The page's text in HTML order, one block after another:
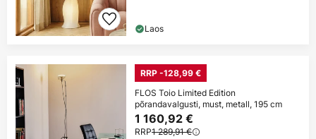
Laos
RRP -128,99 €
FLOS Toio Limited Edition
põrandavalgusti, must, metall, 195 cm
1 160,92 €
RRP1 289,91 €